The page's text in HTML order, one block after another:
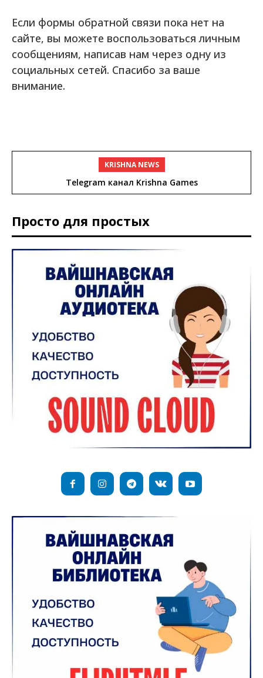
Если формы обратной связи пока нет на
сайте, вы можете воспользоваться личным
сообщениям, написав нам через одну из
социальных сетей. Спасибо за ваше
внимание.
KRISHNA NEWS
Telegram канал Krishna Games
Просто для простых